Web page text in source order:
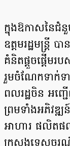
ក្នុងឱកាសនៃជំនួ
ឧត្តមរដ្ឋមន្ត្រី
គំនិតផ្តួចផ្តើម
រួមចំណែកទាក់ទ
ពលរដ្ឋចិន អញ្ជ
ព្រមទាំងអភិវឌ្ឍ
អាហារ ផលិតផ